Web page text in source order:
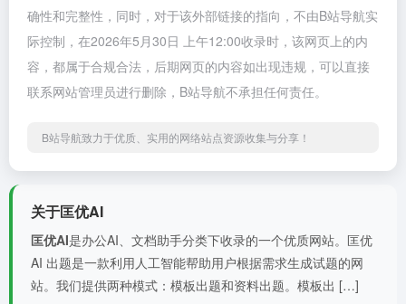
确性和完整性，同时，对于该外部链接的指向，不由B站导航实
际控制，在2026年5月30日 上午12:00收录时，该网页上的内
容，都属于合规合法，后期网页的内容如出现违规，可以直接
联系网站管理员进行删除，B站导航不承担任何责任。
B站导航致力于优质、实用的网络站点资源收集与分享！
关于匡优AI
匡优AI是办公AI、文档助手分类下收录的一个优质网站。匡优
AI 出题是一款利用人工智能帮助用户根据需求生成试题的网
站。我们提供两种模式：模板出题和资料出题。模板出 […]